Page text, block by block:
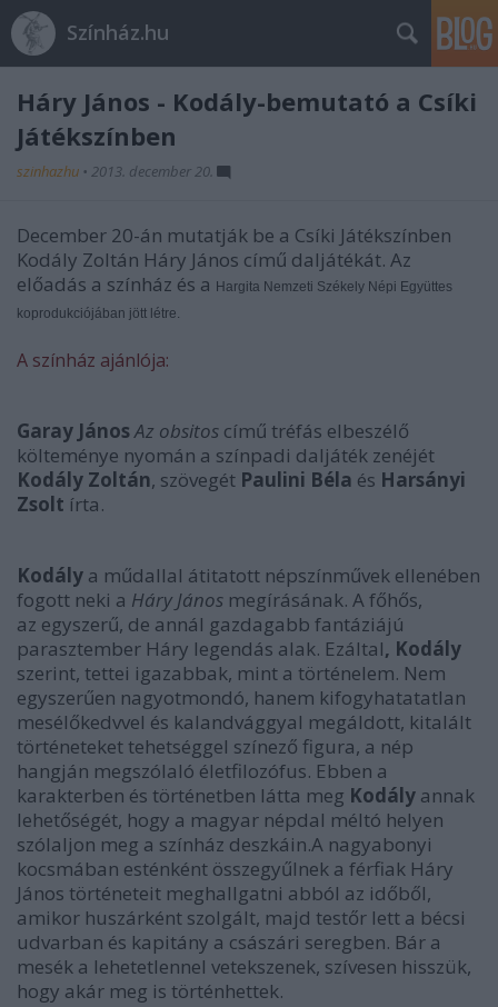
Színház.hu
Háry János - Kodály-bemutató a Csíki
Játékszínben
szinhazhu • 2013. december 20.
December 20-án mutatják be a Csíki Játékszínben
Kodály Zoltán Háry János című daljátékát. Az
előadás a színház és a Hargita Nemzeti Székely Népi Együttes
koprodukciójában jött létre.
A színház ajánlója:
Garay JánosAz obsitos című tréfás elbeszélő
költeménye nyomán a színpadi daljáték zenéjét
Kodály Zoltán, szövegét Paulini Béla és Harsányi
Zsolt írta.
Kodály a műdallal átitatott népszínművek ellenében
fogott neki a Háry János megírásának. A főhős,
az egyszerű, de annál gazdagabb fantáziájú
parasztember Háry legendás alak. Ezáltal, Kodály
szerint, tettei igazabbak, mint a történelem. Nem
egyszerűen nagyotmondó, hanem kifogyhatatatlan
mesélőkedvvel és kalandvággyal megáldott, kitalált
történeteket tehetséggel színező figura, a nép
hangján megszólaló életfilozófus. Ebben a
karakterben és történetben látta meg Kodály annak
lehetőségét, hogy a magyar népdal méltó helyen
szólaljon meg a színház deszkáin.A nagyabonyi
kocsmában esténként összegyűlnek a férfiak Háry
János történeteit meghallgatni abból az időből,
amikor huszárként szolgált, majd testőr lett a bécsi
udvarban és kapitány a császári seregben. Bár a
mesék a lehetetlennel vetekszenek, szívesen hisszük,
hogy akár meg is történhettek.